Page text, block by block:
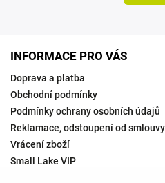
INFORMACE PRO VÁS
Doprava a platba
Obchodní podmínky
Podmínky ochrany osobních údajů
Reklamace, odstoupení od smlouvy
Vrácení zboží
Small Lake VIP